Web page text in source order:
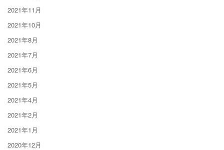
2021年11月
2021年10月
2021年8月
2021年7月
2021年6月
2021年5月
2021年4月
2021年2月
2021年1月
2020年12月